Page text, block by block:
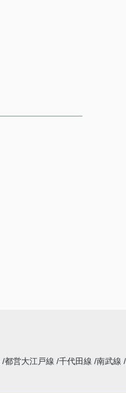
都営大江戸線 千代田線 南武線